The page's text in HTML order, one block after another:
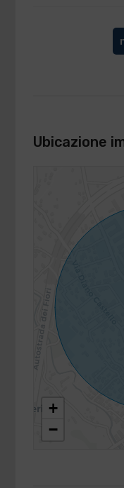
Ubicazione
+
−